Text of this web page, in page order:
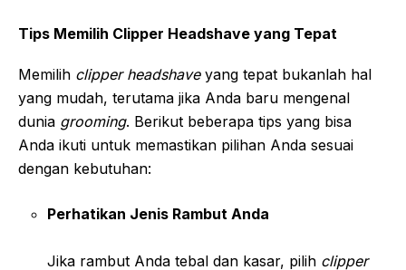
Tips Memilih Clipper Headshave yang Tepat
Memilih clipper headshaveyang tepat bukanlah hal
yang mudah, terutama jika Anda baru mengenal
dunia grooming. Berikut beberapa tips yang bisa
Anda ikuti untuk memastikan pilihan Anda sesuai
dengan kebutuhan:
Perhatikan Jenis Rambut Anda
Jika rambut Anda tebal dan kasar, pilih clipper